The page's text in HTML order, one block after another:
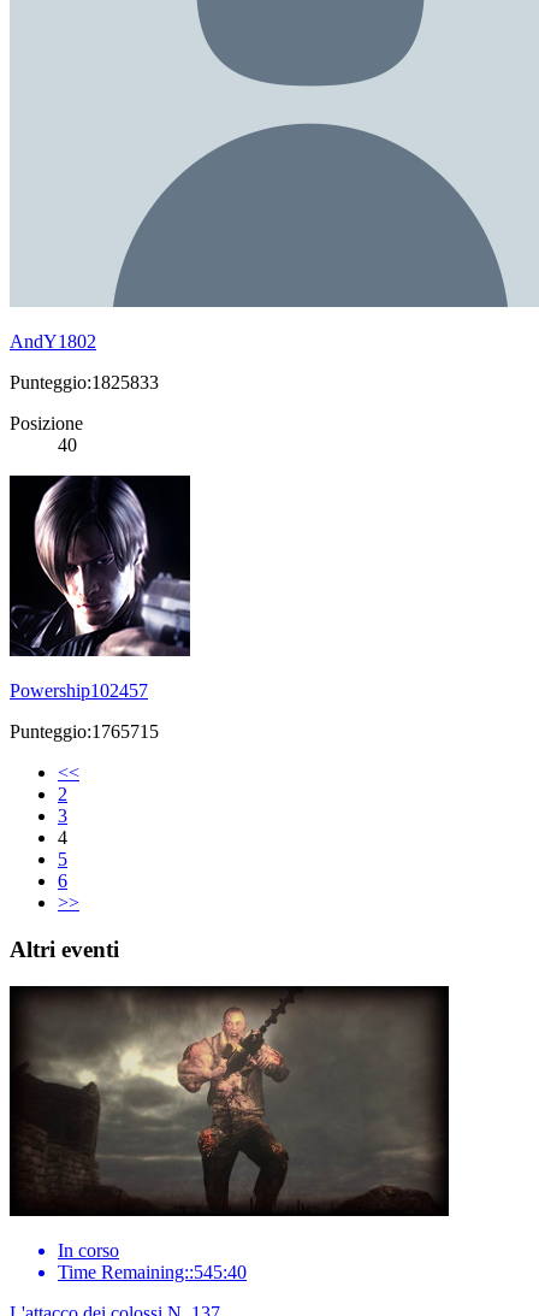
AndY1802
Punteggio:1825833
Posizione
40
Powership102457
Punteggio:1765715
<<
2
3
4
5
6
>>
Altri eventi
In corso
Time Remaining::545:40